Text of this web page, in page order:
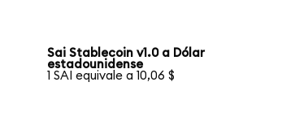
Sai Stablecoin v1.0 a Dólar
estadounidense
1 SAI equivale a 10,06 $